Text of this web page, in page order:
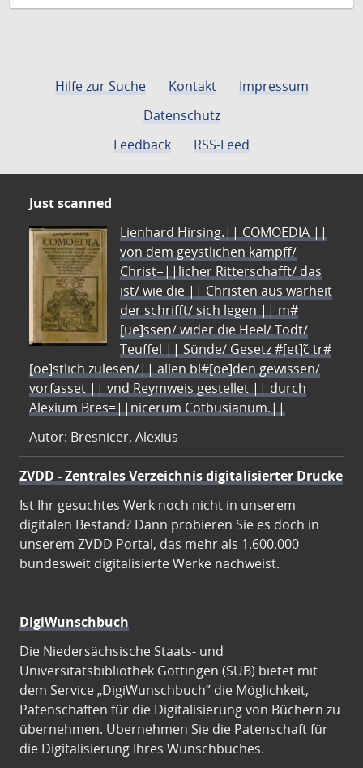
Hilfe zur Suche Kontakt
Impressum
Datenschutz
Feedback
RSS-Feed
Just scanned
Lienhard Hirsing.|| COMOEDIA ||
von dem geystlichen kampff/
Christ=||licher Ritterschafft/ das
ist/ wie die || Christen aus warheit
der schrifft/ sich legen || m#
[ue]ssen/ wider die Heel/ Todt/
Teuffel || Sünde/ Gesetz #[et]c̃ tr#
[oe]stlich zulesen/|| allen bl#[oe]den gewissen/
vorfasset || vnd Reymweis gestellet || durch
Alexium Bres=||nicerum Cotbusianum.||
Autor: Bresnicer, Alexius
ZVDD - Zentrales Verzeichnis digitalisierter Drucke
Ist Ihr gesuchtes Werk noch nicht in unserem
digitalen Bestand? Dann probieren Sie es doch in
unserem ZVDD Portal, das mehr als 1.600.000
bundesweit digitalisierte Werke nachweist.
DigiWunschbuch
Die Niedersächsische Staats- und
Universitätsbibliothek Göttingen (SUB) bietet mit
dem Service „DigiWunschbuch” die Möglichkeit,
Patenschaften für die Digitalisierung von Büchern zu
übernehmen. Übernehmen Sie die Patenschaft für
die Digitalisierung Ihres Wunschbuches.